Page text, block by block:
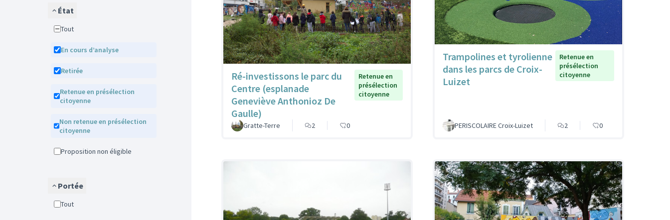
État
Tout
En cours d’analyse
Retirée
Retenue en présélection
citoyenne
Non retenue en présélection
citoyenne
Proposition non éligible
Portée
Tout
Ré-investissons le parc du
Centre (esplanade
Geneviève Anthonioz De
Gaulle)
Retenue en
présélection
citoyenne
Gratte-Terre 2 0
Trampolines et tyrolienne
dans les parcs de Croix-
Luizet
Retenue en
présélection
citoyenne
PERISCOLAIRE Croix-Luizet 2 0